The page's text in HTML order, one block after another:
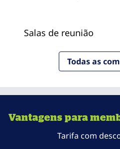
Salas de reunião
Todas as
Vantagens para
Tarifa com